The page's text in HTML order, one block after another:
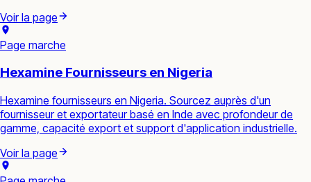
Voir la page
Page marche
Hexamine Fournisseurs en Nigeria
Hexamine fournisseurs en Nigeria. Sourcez auprès d'un
fournisseur et exportateur basé en Inde avec profondeur de
gamme, capacité export et support d'application industrielle.
Voir la page